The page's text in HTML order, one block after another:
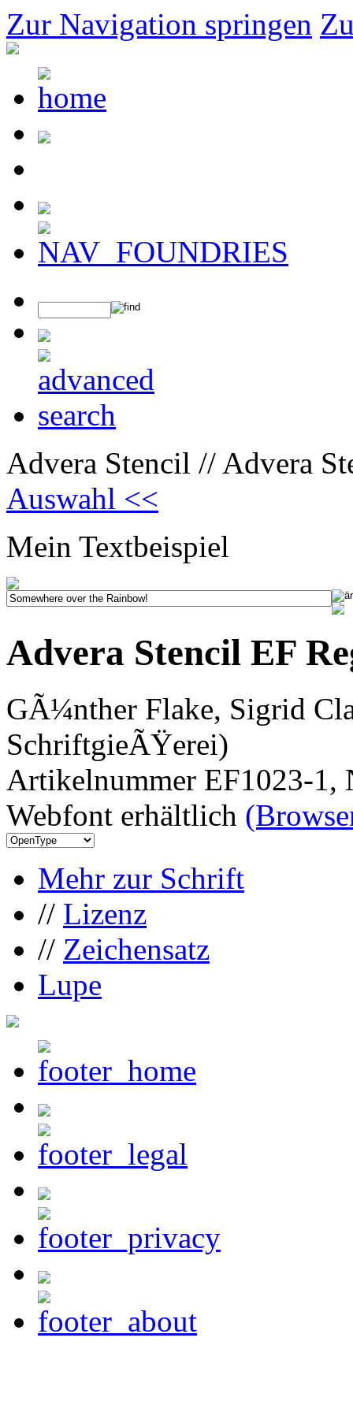
Zur Navigation springen
Advera Stencil // Advera
Auswahl <<
Mein Textbeispiel
Advera Stencil EF
GÃ¼nther Flake, Sigrid
SchriftgieÃŸerei)
Artikelnummer EF1023-1,
Webfont erhältlich
Mehr zur Schrift
// Lizenz
// Zeichensatz
Lupe